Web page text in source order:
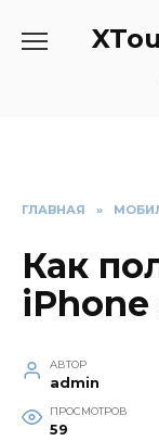
ГЛАВНАЯ »
Как
АВТОР
admin
ПРОСМОТРОВ
59